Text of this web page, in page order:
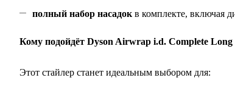
полный набор насадок в комплекте, включая
Кому подойдёт Dyson Airwrap i.d. Complete Long
Этот стайлер станет идеальным выбором для: